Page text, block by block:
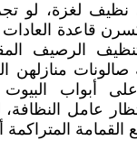
نظيف لغزة، لو
قاعدة العادات
الرصيف
صالونات منازلهن
على أبواب
عامل
القمامة المتراكمة